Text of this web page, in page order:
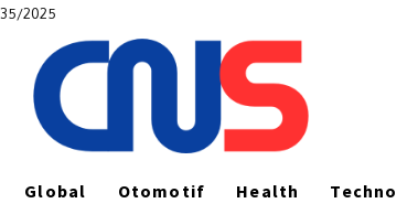
2025dan Multifungsi
Global Otomotif Health Techno